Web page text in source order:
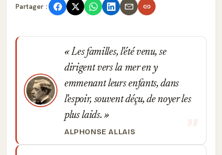
Partager :
Les familles, l'été venu, se
dirigent vers la mer en y
emmenant leurs enfants, dans
l'espoir, souvent déçu, de noyer les
plus laids.
ALPHONSE ALLAIS